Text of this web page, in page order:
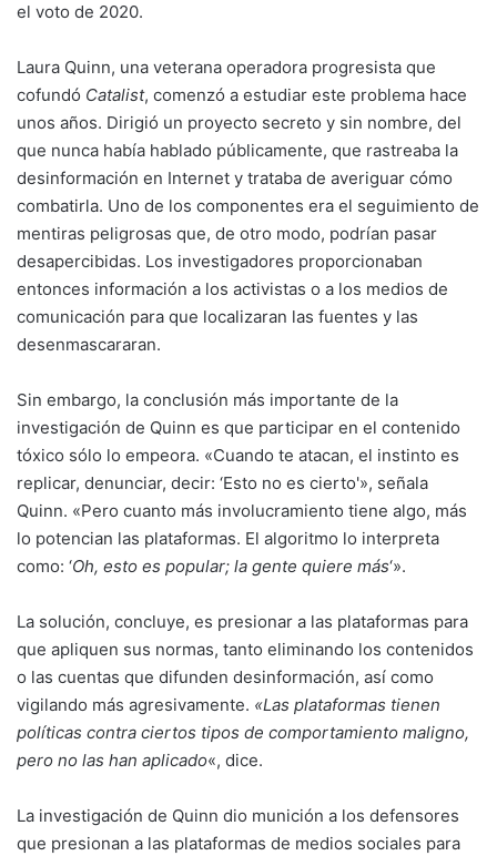
el voto de 2020.
Laura Quinn, una veterana operadora progresista que
cofundó Catalist, comenzó a estudiar este problema hace
unos años. Dirigió un proyecto secreto y sin nombre, del
que nunca había hablado públicamente, que rastreaba la
desinformación en Internet y trataba de averiguar cómo
combatirla. Uno de los componentes era el seguimiento de
mentiras peligrosas que, de otro modo, podrían pasar
desapercibidas. Los investigadores proporcionaban
entonces información a los activistas o a los medios de
comunicación para que localizaran las fuentes y las
desenmascararan.
Sin embargo, la conclusión más importante de la
investigación de Quinn es que participar en el contenido
tóxico sólo lo empeora. «Cuando te atacan, el instinto es
replicar, denunciar, decir: ‘Esto no es cierto'», señala
Quinn. «Pero cuanto más involucramiento tiene algo, más
lo potencian las plataformas. El algoritmo lo interpreta
como: ‘Oh, esto es popular; la gente quiere más‘».
La solución, concluye, es presionar a las plataformas para
que apliquen sus normas, tanto eliminando los contenidos
o las cuentas que difunden desinformación, así como
vigilando más agresivamente. «Las plataformas tienen
políticas contra ciertos tipos de comportamiento maligno,
pero no las han aplicado«, dice.
La investigación de Quinn dio munición a los defensores
que presionan a las plataformas de medios sociales para